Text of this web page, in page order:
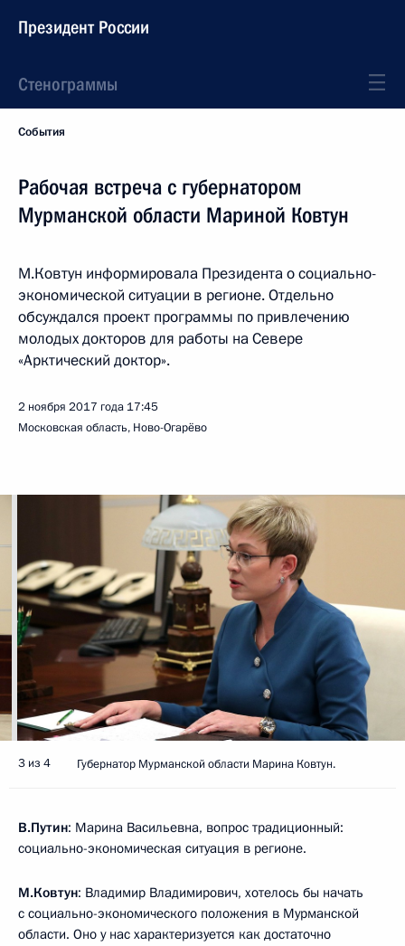
Президент России
Стенограммы
События
Рабочая встреча с губернатором
Мурманской области Мариной Ковтун
М.Ковтун информировала Президента о социально-
экономической ситуации в регионе. Отдельно
обсуждался проект программы по привлечению
молодых докторов для работы на Севере
«Арктический доктор».
2 ноября 2017 года 17:45
Московская область, Ново-Огарёво
3 из 4 Губернатор Мурманской области Марина Ковтун.
В.Путин: Марина Васильевна, вопрос традиционный:
социально-экономическая ситуация в регионе.
М.Ковтун: Владимир Владимирович, хотелось бы начать
с социально-экономического положения в Мурманской
области. Оно у нас характеризуется как достаточно